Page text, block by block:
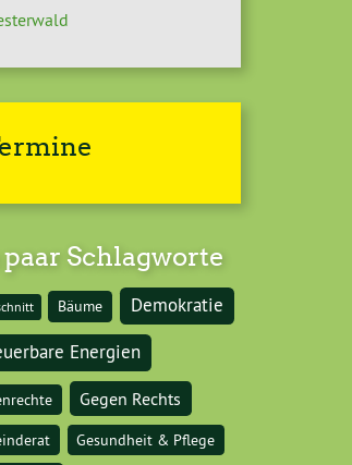
Schlagworte
Bäume
Demokratie
Energien
Gegen Rechts
Gesundheit & Pflege